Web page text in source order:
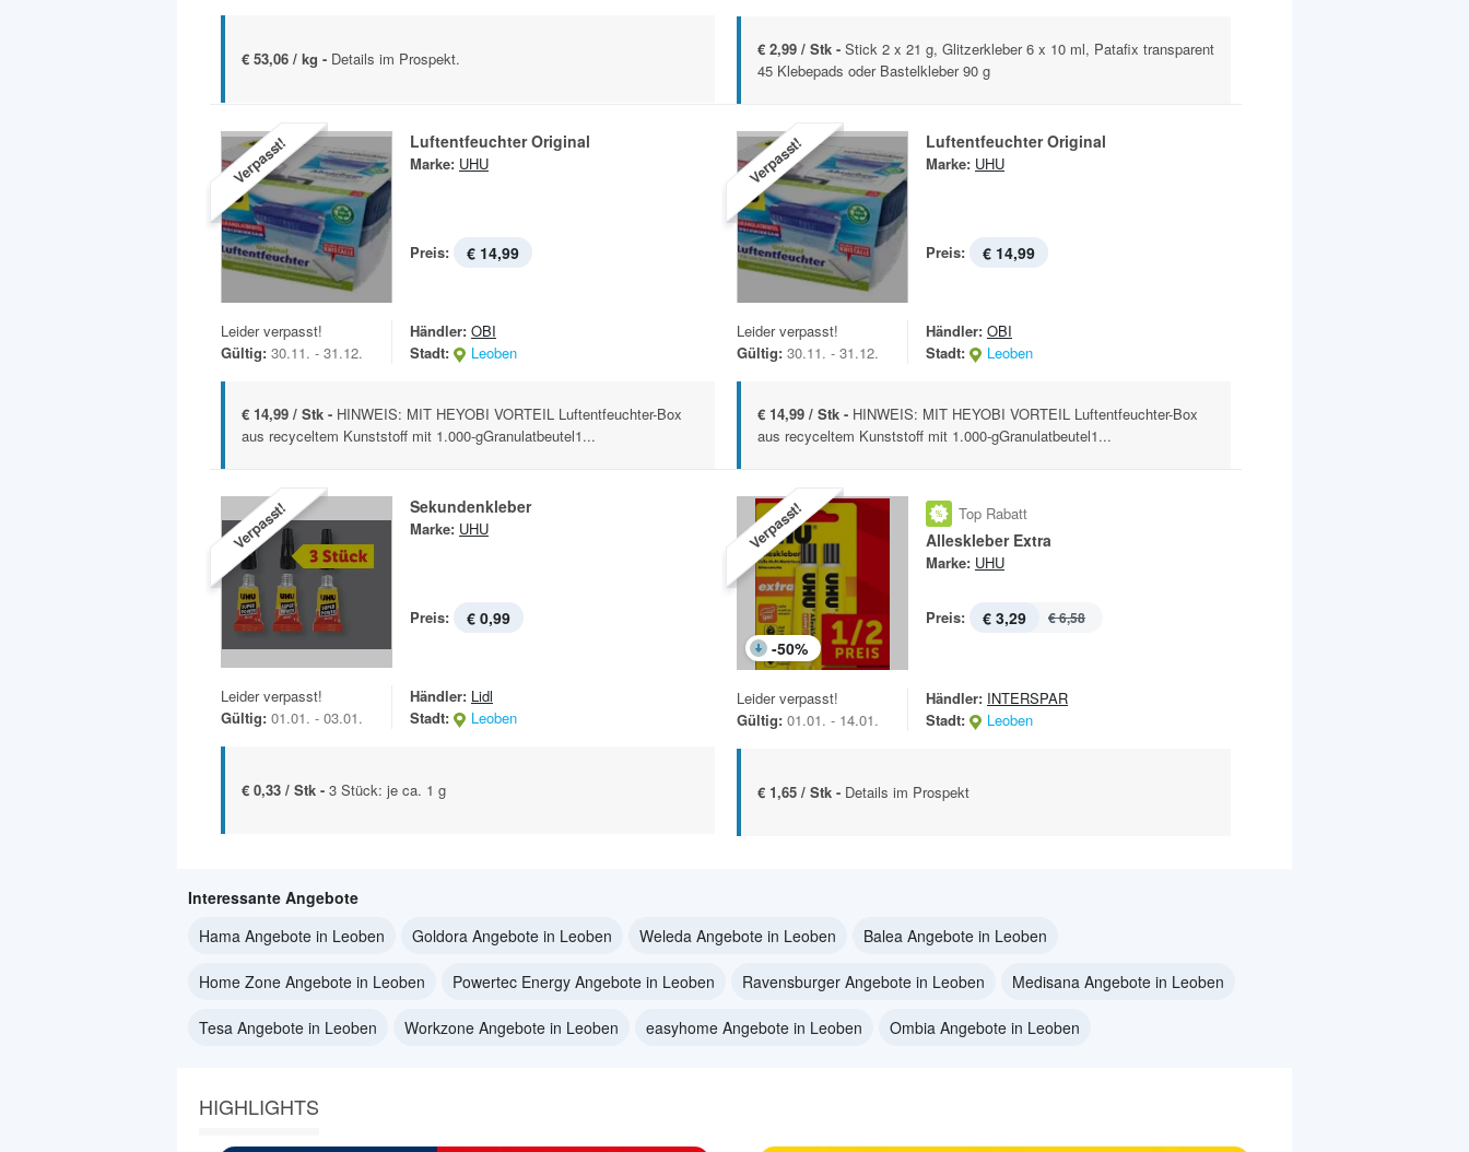
€ 53,06 / kg - Details im Prospekt. € 2,99 / Stk - Stick 2 x 21 g, Glitzerkleber 6 x 10 ml, Patafix transparent
45 Klebepads oder Bastelkleber 90 g
Verpasst! Luftentfeuchter Original
Marke: UHU
Preis: € 14,99
Leider verpasst!
Gültig: 30.11. - 31.12.
Händler: OBI
Stadt:
Leoben
€ 14,99 / Stk - HINWEIS: MIT HEYOBI VORTEIL Luftentfeuchter-Box
aus recyceltem Kunststoff mit 1.000-gGranulatbeutel1...
Verpasst! Luftentfeuchter Original
Marke: UHU
Preis: € 14,99
Leider verpasst!
Gültig: 30.11. - 31.12.
Händler: OBI
Stadt:
Leoben
€ 14,99 / Stk - HINWEIS: MIT HEYOBI VORTEIL Luftentfeuchter-Box
aus recyceltem Kunststoff mit 1.000-gGranulatbeutel1...
Verpasst! Sekundenkleber
Marke: UHU
Preis: € 0,99
Leider verpasst!
Gültig: 01.01. - 03.01.
Händler: Lidl
Stadt:
Leoben
€ 0,33 / Stk - 3 Stück: je ca. 1 g
Verpasst!
-50%
Top Rabatt
Alleskleber Extra
Marke: UHU
Preis: € 3,29 € 6,58
Leider verpasst!
Gültig: 01.01. - 14.01.
Händler: INTERSPAR
Stadt:
Leoben
€ 1,65 / Stk - Details im Prospekt
Interessante Angebote
Hama Angebote in Leoben
Goldora Angebote in Leoben Weleda Angebote in Leoben Balea Angebote in Leoben
Home Zone Angebote in Leoben Powertec Energy Angebote in Leoben Ravensburger Angebote in Leoben Medisana Angebote in Leoben
Tesa Angebote in Leoben Workzone Angebote in Leoben easyhome Angebote in Leoben Ombia Angebote in Leoben
HIGHLIGHTS